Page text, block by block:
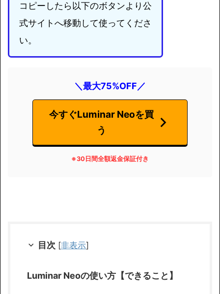
コピーしたら以下のボタンより公
式サイトへ移動して使ってくださ
い。
＼最大75%OFF／
今すぐLuminar Neoを買
う
※30日間全額返金保証付き
目次 [非表示]
Luminar Neoの使い方【できること】